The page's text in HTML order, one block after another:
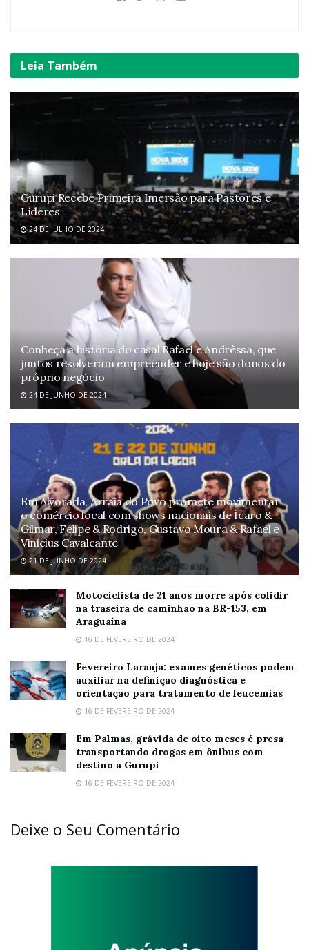
Leia Também
Gurupi Recebe Primeira Imersão para Pastores e
Líderes
24 DE JULHO DE 2024
Conheça a história do casal Rafael e Andrêssa, que
juntos resolveram empreender e hoje são donos do
próprio negócio
24 DE JUNHO DE 2024
Em Alvorada, Arraiá do Povo promete movimentar
o comércio local com shows nacionais de Ícaro &
Gilmar, Felipe & Rodrigo, Gustavo Moura & Rafael e
Vinicius Cavalcante
21 DE JUNHO DE 2024
Motociclista de 21 anos morre após colidir
na traseira de caminhão na BR-153, em
Araguaína
16 DE FEVEREIRO DE 2024
Fevereiro Laranja: exames genéticos podem
auxiliar na definição diagnóstica e
orientação para tratamento de leucemias
16 DE FEVEREIRO DE 2024
Em Palmas, grávida de oito meses é presa
transportando drogas em ônibus com
destino a Gurupi
16 DE FEVEREIRO DE 2024
Deixe o Seu Comentário